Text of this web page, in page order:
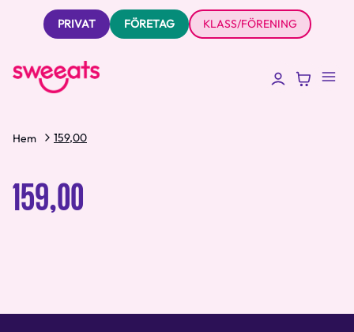
PRIVAT FÖRETAG KLASS/FÖRENING
Hem 159,00
159,00